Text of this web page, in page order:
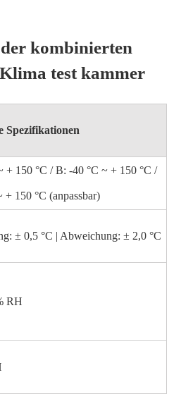
kombinierten
test kammer
Spezifikationen
+ 150 °C / B: -40 °C ~ + 150 °C /
+ 150 °C (anpassbar)
± 0,5 °C | Abweichung: ± 2,0 °C
RH